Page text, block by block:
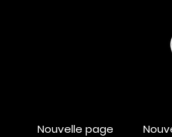
Nouvelle page